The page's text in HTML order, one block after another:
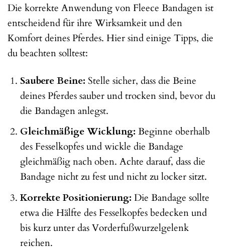
Die korrekte Anwendung von Fleece Bandagen ist
entscheidend für ihre Wirksamkeit und den
Komfort deines Pferdes. Hier sind einige Tipps, die
du beachten solltest:
Saubere Beine: Stelle sicher, dass die Beine
deines Pferdes sauber und trocken sind, bevor du
die Bandagen anlegst.
Gleichmäßige Wicklung: Beginne oberhalb
des Fesselkopfes und wickle die Bandage
gleichmäßig nach oben. Achte darauf, dass die
Bandage nicht zu fest und nicht zu locker sitzt.
Korrekte Positionierung: Die Bandage sollte
etwa die Hälfte des Fesselkopfes bedecken und
bis kurz unter das Vorderfußwurzelgelenk
reichen.